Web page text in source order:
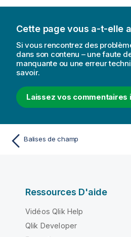
Cette page vous a-t-elle
Si vous rencontrez des
dans son contenu – une faute
manquante ou une erreur
savoir.
Laissez vos commentaires
Balises de champ
Ressources D'aide
Vidéos Qlik Help
Qlik Developer